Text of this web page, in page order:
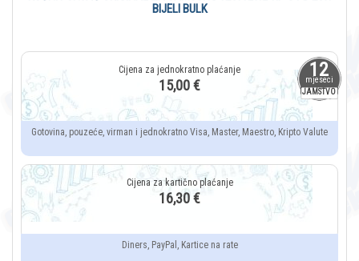
12
mjeseci
JAMSTVO
BIJELI BULK
15,00 €
Gotovina, pouzeće, virman i jednokratno Visa, Master, Maestro, Kripto Valute
16,30 €
Diners, PayPal, Kartice na rate